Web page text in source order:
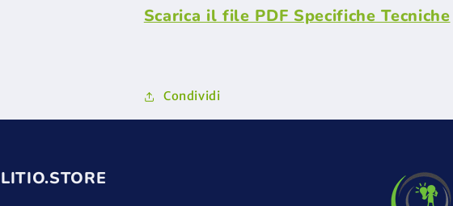
Scarica il file PDF Specifiche Tecniche
Condividi
LITIO.STORE